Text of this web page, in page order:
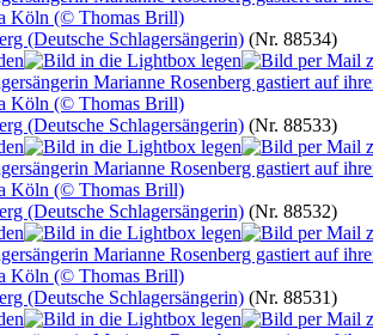
(Deutsche Schlagersängerin) (Nr. 88534)
(Deutsche Schlagersängerin) (Nr. 88533)
(Deutsche Schlagersängerin) (Nr. 88532)
(Deutsche Schlagersängerin) (Nr. 88531)